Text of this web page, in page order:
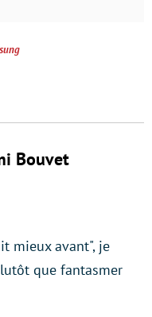
Bouvet
mieux avant", je
que fantasmer